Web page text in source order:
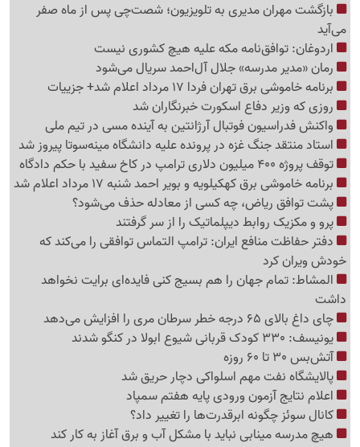
بازگشت مهران مدیری به تلویزیون؛ شصت‌چی پس از ماه صفر
می‌آید
اردوغان: توافق‌نامه مکه علیه هیچ کشوری نیست
رمان «مدیر مدرسه» جلال آل‌احمد سریال می‌شود
برنامه خاموشی برق تهران فردا 17 مرداد اعلام شد+ جزییات
روزی که وزیر دفاع اسکورت خبرنگاران شد
واکنش فدراسیون فوتبال آرژانتین به آینده مسی در تیم ملی
استاد منتقد جنگ غزه در پرونده علیه دانشگاه مینه‌سوتا پیروز شد
توقف پروژه 400 میلیون دلاری ترامپ در کاخ سفید با حکم دادگاه
برنامه خاموشی برق کهکیلویه و بویر احمد شنبه 17 مرداد اعلام شد
پشت توافق ریاض، چه کسی از معادله حذف می‌شود؟
پرو و مکزیک روابط دیپلماتیک را از سر گرفتند
دفتر حفاظت منافع ایران: ترامپ التماس توافقی را می‌کند که
خودش ویران کرد
المشاط: تمام جهان را هم بسیج کنی فایده‌ای برایت نخواهد
داشت
چای داغ بالای 65 درجه خطر سرطان مری را افزایش می‌دهد
یونیسف: 330 کودک قربانی شیوع ابولا در کنگو شدند
آتش‌بس 30 تا 60 روزه
پالایشگاه نفت مهم اسلواکی دچار حریق شد
اعلام نتایج آزمون ورودی پایه هفتم سمپاد
کانال سوئز چگونه ابرقدرت‌ها را تغییر داد؟
هیچ مدرسه مینابی نباید با مشکل آب و برق آغاز به کار کند